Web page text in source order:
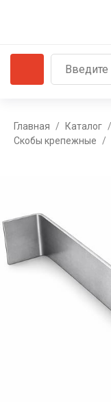
Главная Каталог
Скобы крепежные